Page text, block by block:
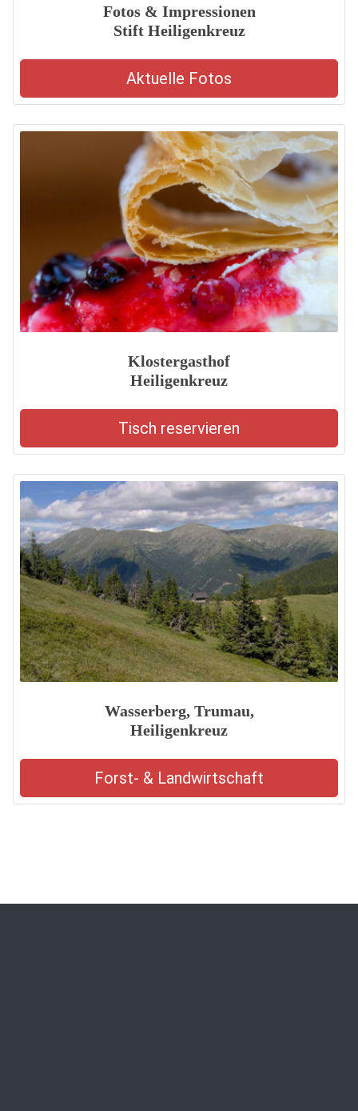
Fotos & Impressionen
Stift Heiligenkreuz
Aktuelle Fotos
Klostergasthof
Heiligenkreuz
Tisch reservieren
Wasserberg, Trumau,
Heiligenkreuz
Forst- & Landwirtschaft